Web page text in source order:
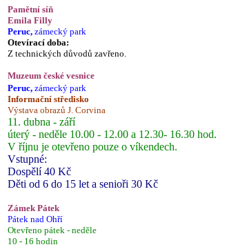
Pamětní síň
Emila Filly
Peruc, zámecký park
Otevírací doba:
Z technických důvodů zavřeno.
Muzeum české vesnice
Peruc, zámecký park
Informační středisko
Výstava obrazů J. Corvina
11. dubna - září
úterý - neděle 10.00 - 12.00 a 12.30- 16.30 hod.
V říjnu je otevřeno pouze o víkendech.
Vstupné:
Dospělí 40 Kč
Děti od 6 do 15 let a senioři 30 Kč
Zámek Pátek
Pátek nad Ohří
Otevřeno pátek - neděle
10 - 16 hodin